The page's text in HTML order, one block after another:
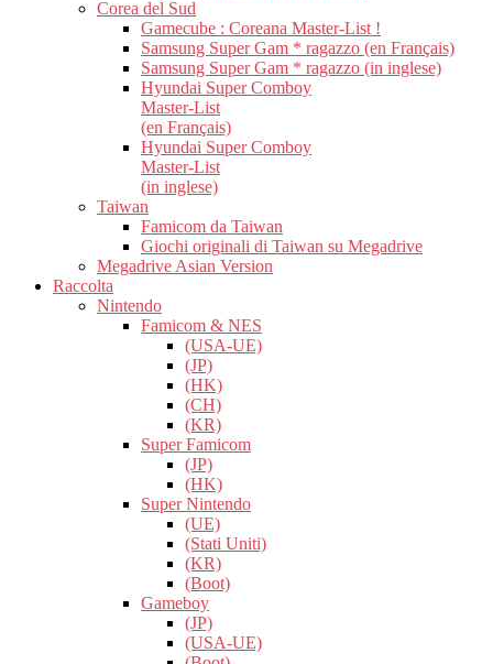
Corea del Sud
Gamecube : Coreana Master-List !
Samsung Super Gam * ragazzo (en Français)
Samsung Super Gam * ragazzo (in inglese)
Hyundai Super Comboy
Master-List
(en Français)
Hyundai Super Comboy
Master-List
(in inglese)
Taiwan
Famicom da Taiwan
Giochi originali di Taiwan su Megadrive
Megadrive Asian Version
Raccolta
Nintendo
Famicom & NES
(USA-UE)
(JP)
(HK)
(CH)
(KR)
Super Famicom
(JP)
(HK)
Super Nintendo
(UE)
(Stati Uniti)
(KR)
(Boot)
Gameboy
(JP)
(USA-UE)